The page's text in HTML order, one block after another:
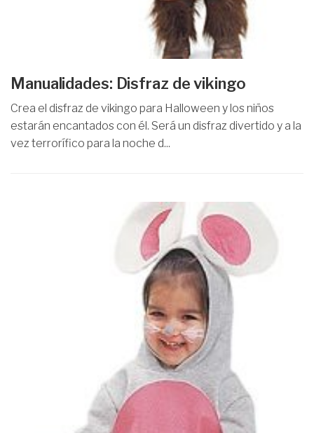
Manualidades: Disfraz de vikingo
Crea el disfraz de vikingo para Halloween y los niños
estarán encantados con él. Será un disfraz divertido y a la
vez terrorífico para la noche d...